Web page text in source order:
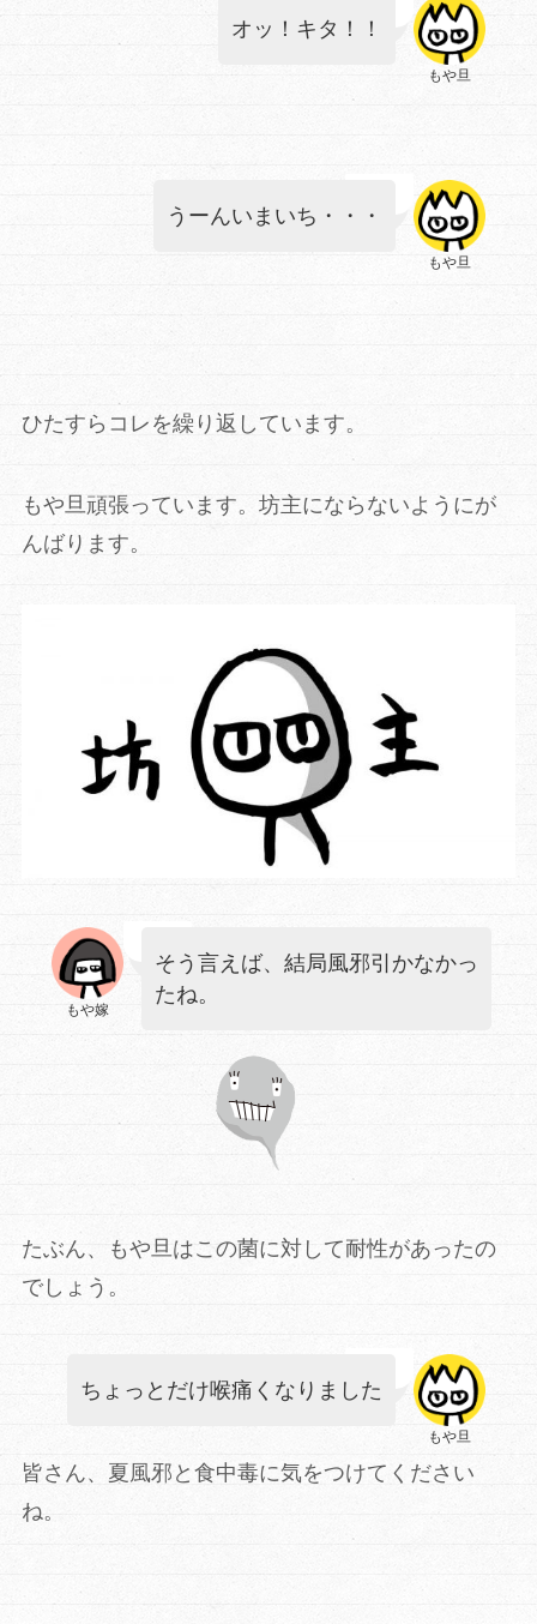
もや旦
オッ！キタ！！
もや旦
うーんいまいち・・・
ひたすらコレを繰り返しています。
もや旦頑張っています。坊主にならないようにが
んばります。
もや嫁
そう言えば、結局風邪引かなかっ
たね。
たぶん、もや旦はこの菌に対して耐性があったの
でしょう。
もや旦
ちょっとだけ喉痛くなりました
皆さん、夏風邪と食中毒に気をつけてください
ね。